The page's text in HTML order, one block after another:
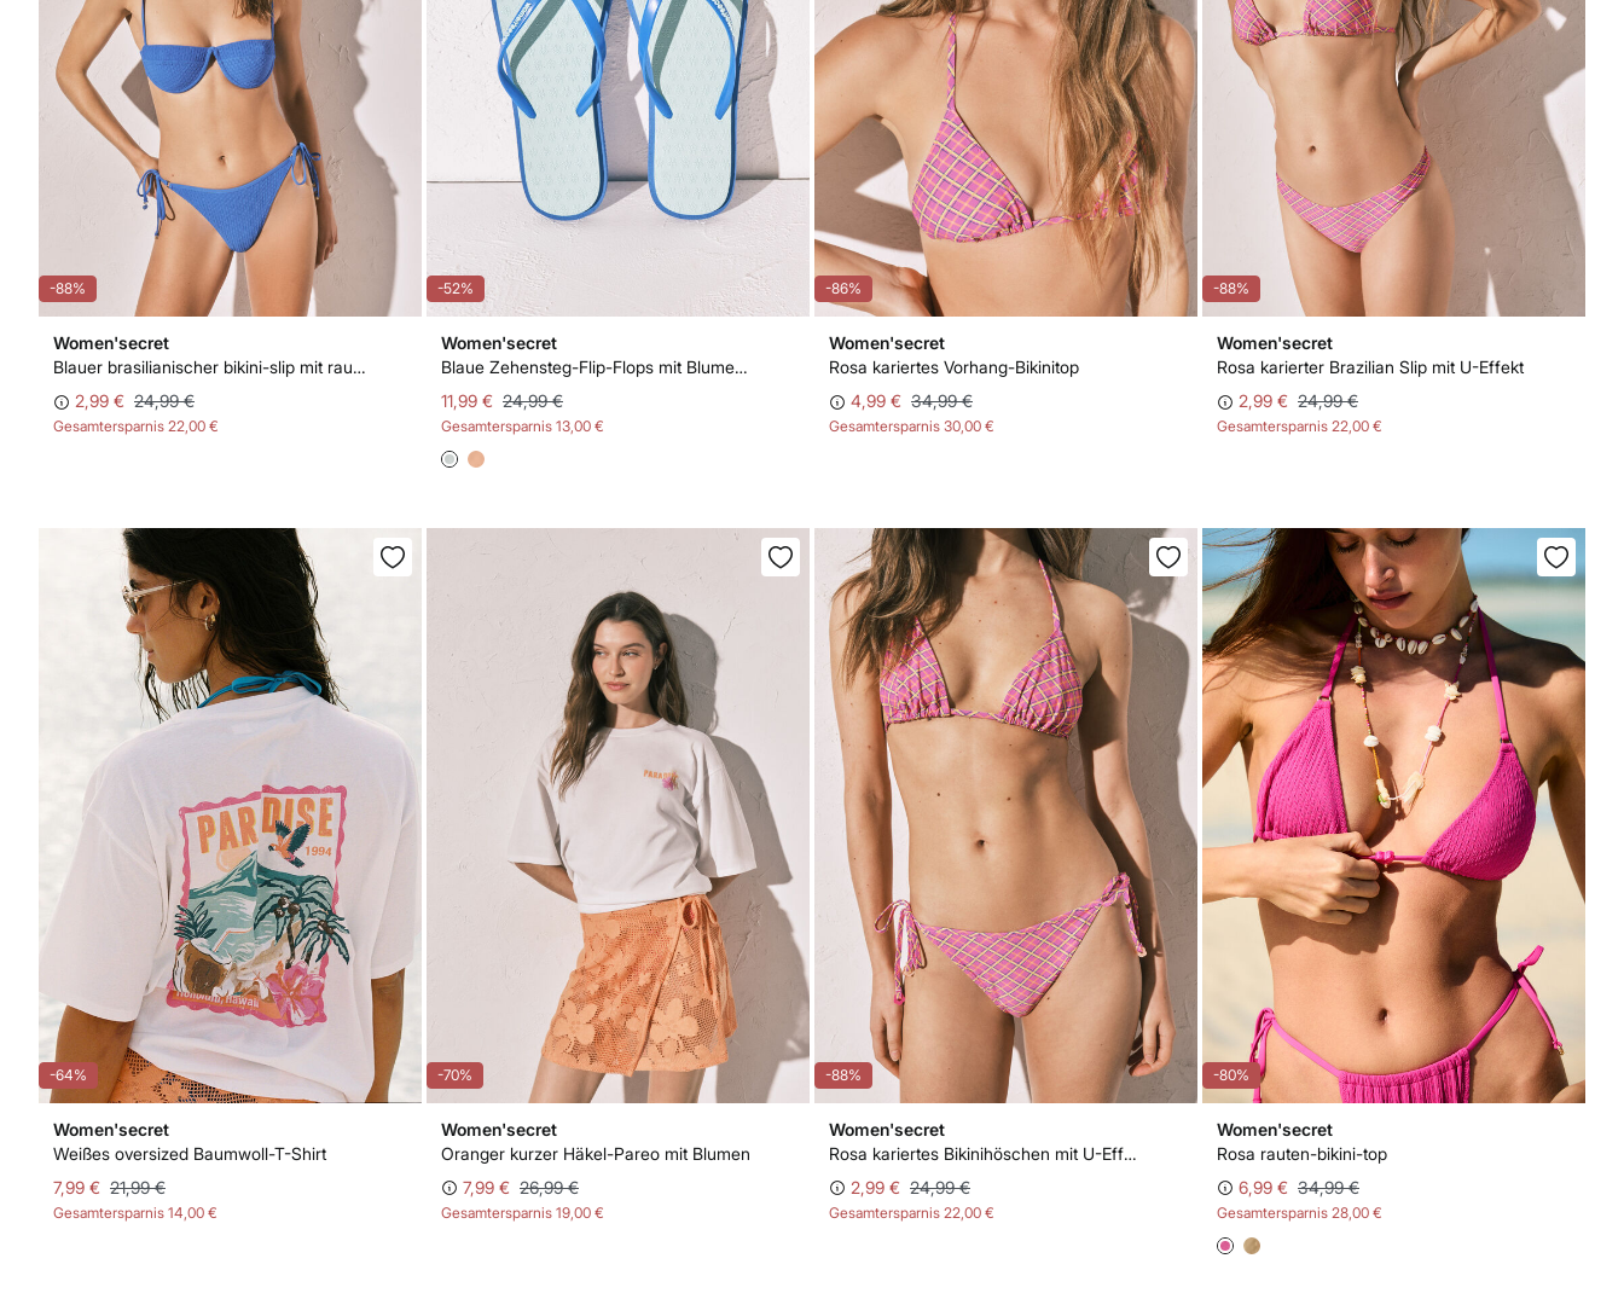
-88%
Women'secret
Blauer brasilianischer bikini-slip mit rautenstruktur und trägern
2,99 € 24,99 €
Gesamtersparnis 22,00 €
-52%
Women'secret
Blaue Zehensteg-Flip-Flops mit Blumenmuster
11,99 € 24,99 €
Gesamtersparnis 13,00 €
-86%
Women'secret
Rosa kariertes Vorhang-Bikinitop
4,99 € 34,99 €
Gesamtersparnis 30,00 €
-88%
Women'secret
Rosa karierter Brazilian Slip mit U-Effekt
2,99 € 24,99 €
Gesamtersparnis 22,00 €
-64%
Women'secret
Weißes oversized Baumwoll-T-Shirt
7,99 € 21,99 €
Gesamtersparnis 14,00 €
-70%
Women'secret
Oranger kurzer Häkel-Pareo mit Blumen
7,99 € 26,99 €
Gesamtersparnis 19,00 €
-88%
Women'secret
Rosa kariertes Bikinihöschen mit U-Effekt
2,99 € 24,99 €
Gesamtersparnis 22,00 €
-80%
Women'secret
Rosa rauten-bikini-top
6,99 € 34,99 €
Gesamtersparnis 28,00 €